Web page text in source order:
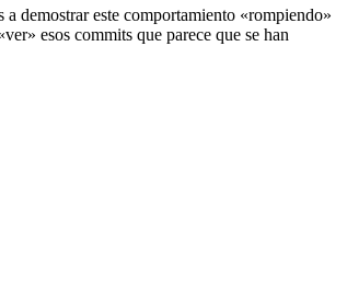
demostrar este comportamiento «rompiendo»
esos commits que parece que se han